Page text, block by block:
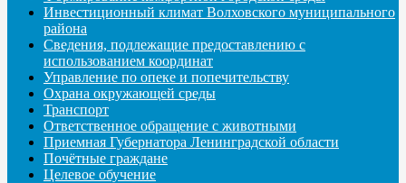
Инвестиционный климат Волховского муниципального
района
Сведения, подлежащие предоставлению с
использованием координат
Управление по опеке и попечительству
Охрана окружающей среды
Транспорт
Ответственное обращение с животными
Приемная Губернатора Ленинградской области
Почётные граждане
Целевое обучение